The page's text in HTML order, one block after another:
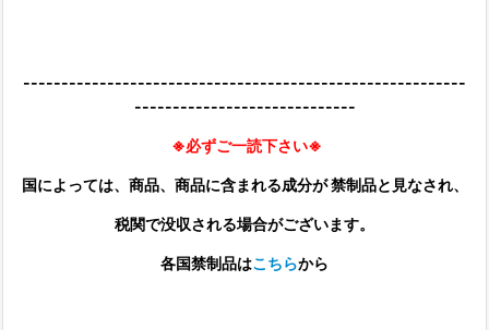
----------------------------------------------------------
-----------------------------
※必ずご一読下さい※
国によっては、商品、商品に含まれる成分が 禁制品と見なされ、
税関で没収される場合がございます。
各国禁制品はこちらから